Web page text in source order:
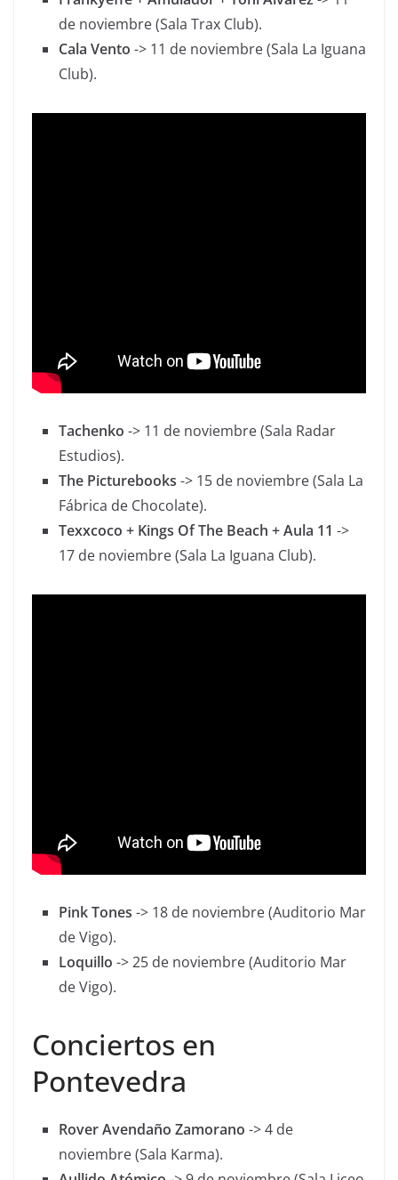
de noviembre (Sala Trax Club).
Cala Vento -> 11 de noviembre (Sala La Iguana
Club).
Tachenko -> 11 de noviembre (Sala Radar
Estudios).
The Picturebooks -> 15 de noviembre (Sala La
Fábrica de Chocolate).
Texxcoco + Kings Of The Beach + Aula 11 ->
17 de noviembre (Sala La Iguana Club).
Pink Tones -> 18 de noviembre (Auditorio Mar
de Vigo).
Loquillo -> 25 de noviembre (Auditorio Mar
de Vigo).
Conciertos en
Pontevedra
Rover Avendaño Zamorano -> 4 de
noviembre (Sala Karma).